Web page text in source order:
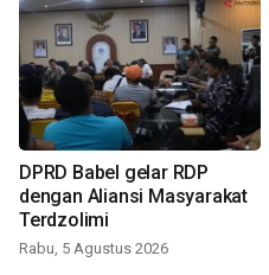
DPRD Babel gelar RDP
dengan Aliansi Masyarakat
Terdzolimi
Rabu, 5 Agustus 2026